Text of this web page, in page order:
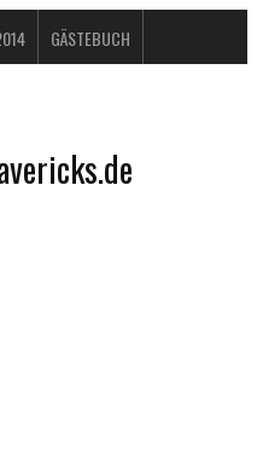
GÄSTEBUCH